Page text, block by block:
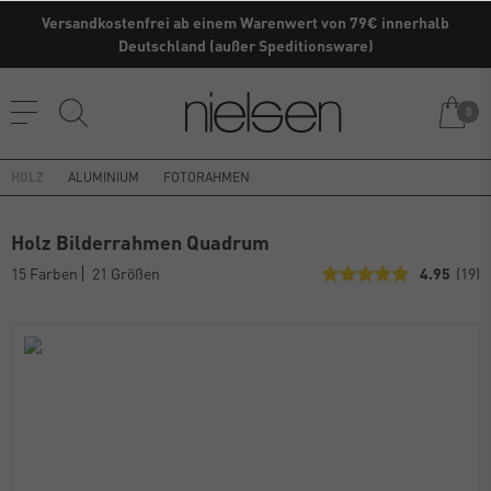
Versandkostenfrei ab einem Warenwert von 79€ innerhalb
Deutschland (außer Speditionsware)
Kaufe direkt vom Hersteller ✓
0
ALUMINIUM FOTORAHMEN
Holz Bilderrahmen Quadrum
15 Farben 21 Größen 4.95 (19)